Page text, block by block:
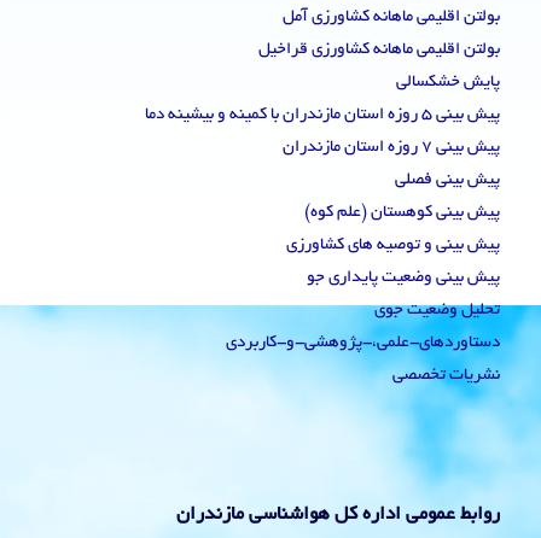
بولتن اقلیمی ماهانه کشاورزی آمل
بولتن اقلیمی ماهانه کشاورزی قراخیل
پایش خشکسالی
پیش بینی 5 روزه استان مازندران با کمینه و بیشینه دما
پیش بینی 7 روزه استان مازندران
پیش بینی فصلی
پیش بینی کوهستان (علم کوه)
پیش بینی و توصیه های کشاورزی
پیش بینی وضعیت پایداری جو
تحلیل وضعیت جوی
دستاوردهای-علمی،-پژوهشی-و-کاربردی
نشریات تخصصی
روابط عمومی اداره کل هواشناسی مازندران